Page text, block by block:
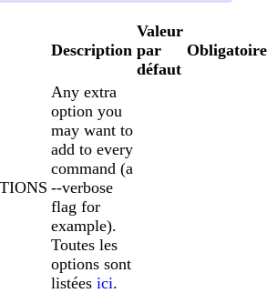
Description
Valeur
par
défaut
Obligatoire
Any extra
option you
may want to
add to every
command (a
--verbose
flag for
example).
Toutes les
options sont
listées ici.